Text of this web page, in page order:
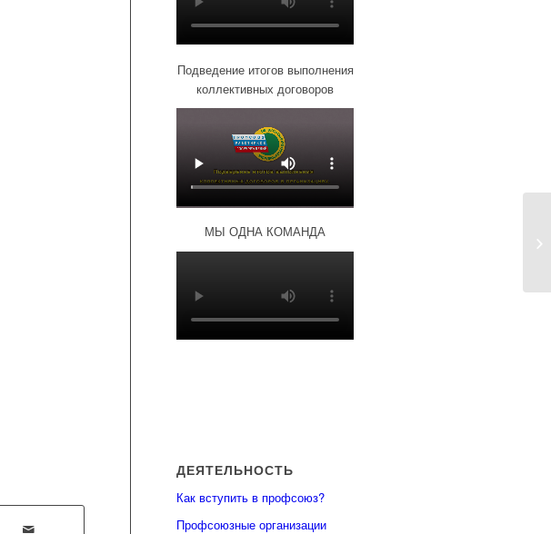
Подведение итогов выполнения
коллективных договоров
МЫ ОДНА КОМАНДА
ДЕЯТЕЛЬНОСТЬ
Как вступить в профсоюз?
Профсоюзные организации